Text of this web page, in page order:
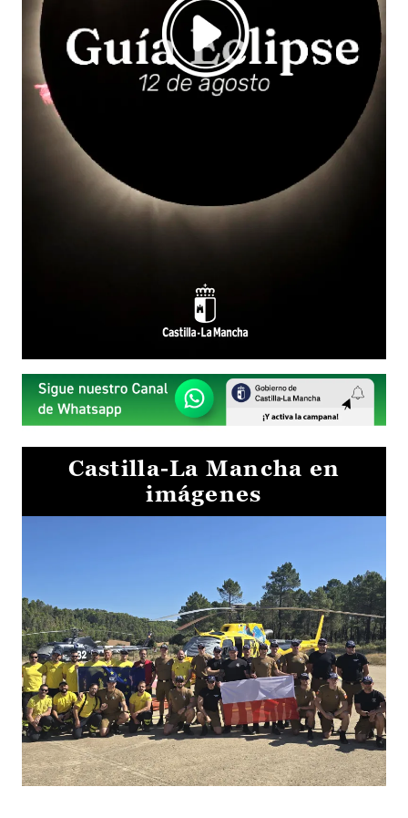
Castilla-La Mancha en
imágenes